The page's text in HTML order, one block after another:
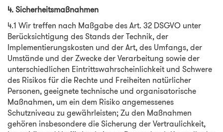
4. Sicherheitsmaßnahmen
4.1 Wir treffen nach Maßgabe des Art. 32 DSGVO unter
Berücksichtigung des Stands der Technik, der
Implementierungskosten und der Art, des Umfangs, der
Umstände und der Zwecke der Verarbeitung sowie der
unterschiedlichen Eintrittswahrscheinlichkeit und Schwere
des Risikos für die Rechte und Freiheiten natürlicher
Personen, geeignete technische und organisatorische
Maßnahmen, um ein dem Risiko angemessenes
Schutzniveau zu gewährleisten; Zu den Maßnahmen
gehören insbesondere die Sicherung der Vertraulichkeit,